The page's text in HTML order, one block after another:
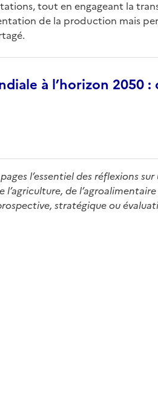
tout en engageant la
de la production mais
à l’horizon 2050 :
l’essentiel des réflexions
de
stratégique ou